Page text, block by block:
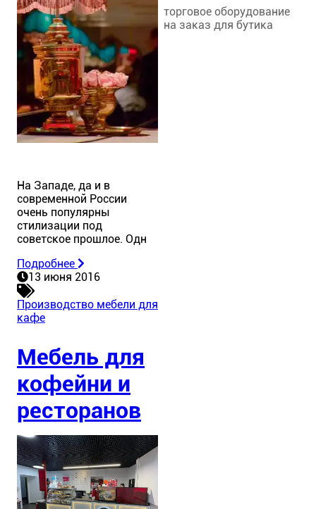
На Западе, да и в
современной России
очень популярны
стилизации под
советское прошлое. Одн
Подробнее
13 июня 2016
Производство мебели для
кафе
Мебель для
кофейни и
ресторанов
торговое оборудование
на заказ для бутика